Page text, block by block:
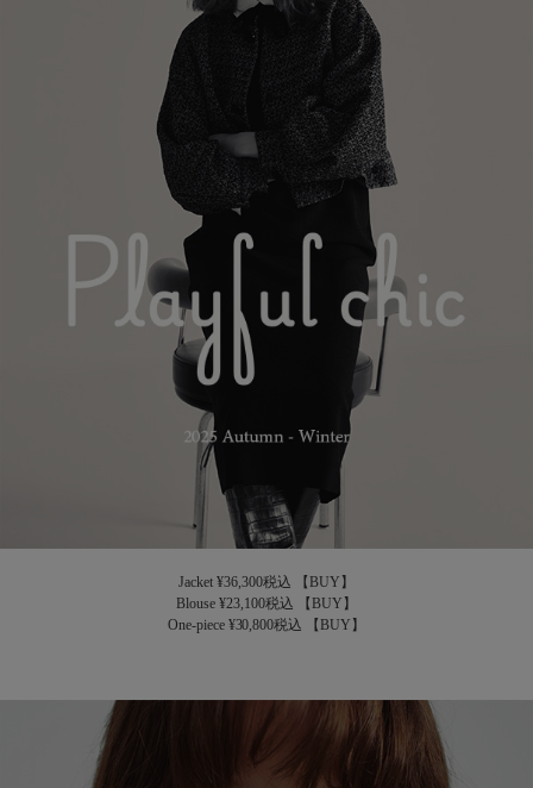
Jacket ¥36,300税込
【BUY】
Blouse ¥23,100税込
【BUY】
One-piece ¥30,800税込
【BUY】